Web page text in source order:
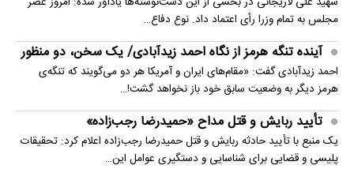
مجلس به تمام وزرا رأی اعتماد داد. نوع دفاع…
آینده تنگه هرمز از نگاه احمد زیدآبادی/ یک سخن، دو منظور
احمد زیدآبادی گفت: «مقام‌های ایران و آمریکا هر دو می‌گویند که تنگه‌ی
هرمز دیگر به وضعیت سابق خود باز نخواهد گشت!…
تأیید ربایش و قتل مداح «حمیدرضا رجب‌زاده»
یک منبع با تأیید حادثه ربایش و قتل حمیدرضا رجب‌زاده اعلام کرد: تحقیقات
پلیسی و قضایی برای شناسایی و دستگیری عوامل این…